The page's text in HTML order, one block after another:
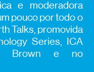
e moderadora
pouco por todo o
Talks, promovida
Series, ICA
Brown e no